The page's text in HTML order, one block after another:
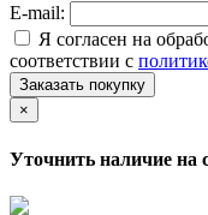
E-mail:
Я согласен на
соответствии с
Заказать покупку
×
Уточнить наличие на